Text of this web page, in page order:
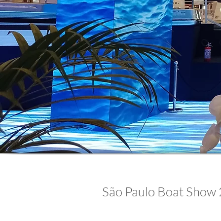
São Paulo Boat